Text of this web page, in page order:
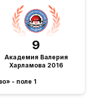
9
Академия Валерия
Харламова 2016
- поле 1